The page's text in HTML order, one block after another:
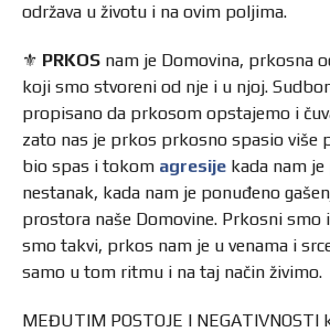
održava u životu i na ovim poljima.
⚜️ PRKOSnam je Domovina, prkosna
koji smo stvoreni od nje i u njoj.
propisano da prkosom opstajemo i
zato nas je prkos prkosno spasio više
bio spas i tokom agresijekada nam je
nestanak, kada nam je ponuđeno
prostora naše Domovine. Prkosni smo
smo takvi, prkos nam je u venama i
samo u tom ritmu i na taj način živimo.
MEĐUTIM POSTOJE I